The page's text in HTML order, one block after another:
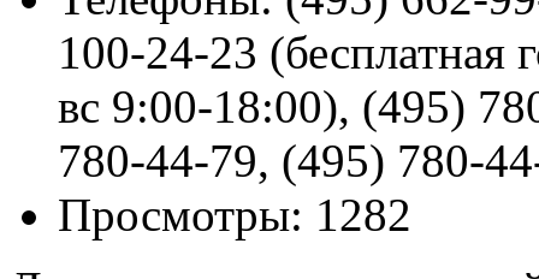
100-24-23 (бесплатная
вс 9:00-18:00), (495)
780-44-79, (495) 780-
Просмотры: 1282